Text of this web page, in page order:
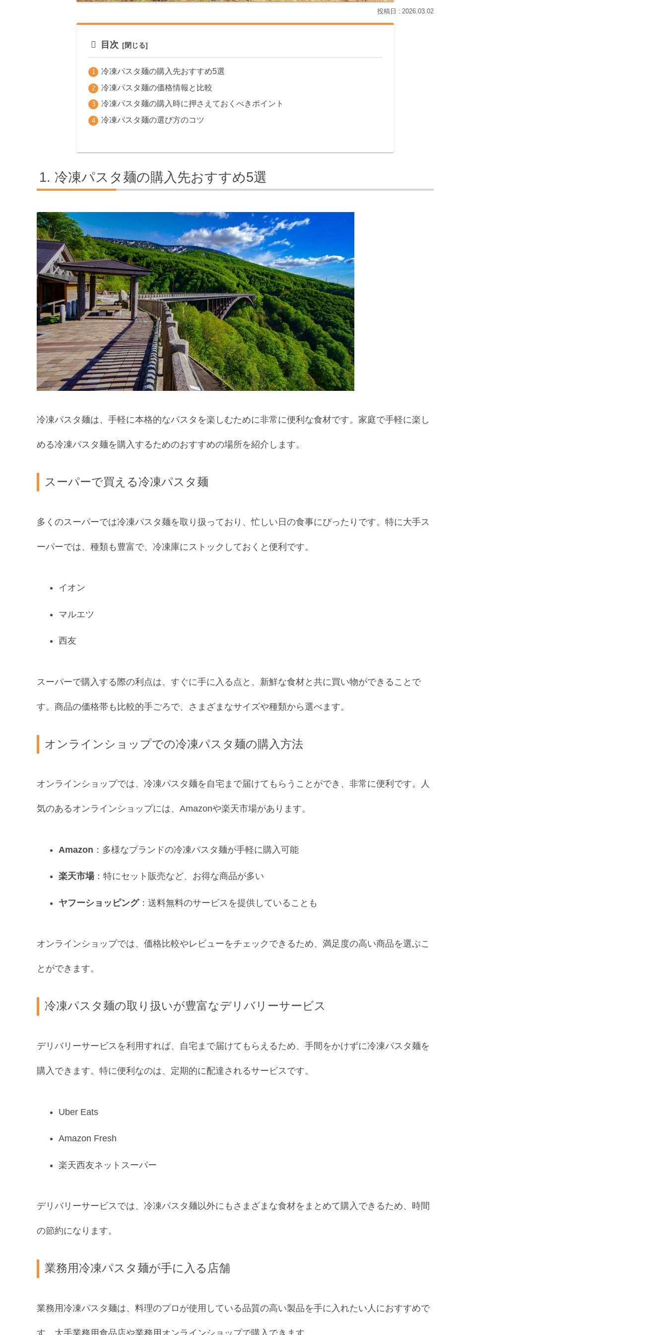
2026.03.02
目次
冷凍パスタ麺の購入先おすすめ5選
冷凍パスタ麺の価格情報と比較
冷凍パスタ麺の購入時に押さえておくべきポイント
冷凍パスタ麺の選び方のコツ
冷凍パスタ麺の購入先おすすめ5選
冷凍パスタ麺は、手軽に本格的なパスタを楽しむために非常に便利な食材です。家庭で手軽に楽し
める冷凍パスタ麺を購入するためのおすすめの場所を紹介します。
スーパーで買える冷凍パスタ麺
多くのスーパーでは冷凍パスタ麺を取り扱っており、忙しい日の食事にぴったりです。特に大手ス
ーパーでは、種類も豊富で、冷凍庫にストックしておくと便利です。
イオン
マルエツ
西友
スーパーで購入する際の利点は、すぐに手に入る点と、新鮮な食材と共に買い物ができることで
す。商品の価格帯も比較的手ごろで、さまざまなサイズや種類から選べます。
オンラインショップでの冷凍パスタ麺の購入方法
オンラインショップでは、冷凍パスタ麺を自宅まで届けてもらうことができ、非常に便利です。人
気のあるオンラインショップには、Amazonや楽天市場があります。
Amazon ：多様なブランドの冷凍パスタ麺が手軽に購入可能
楽天市場：特にセット販売など、お得な商品が多い
ヤフーショッピング：送料無料のサービスを提供していることも
オンラインショップでは、価格比較やレビューをチェックできるため、満足度の高い商品を選ぶこ
とができます。
冷凍パスタ麺の取り扱いが豊富なデリバリーサービス
デリバリーサービスを利用すれば、自宅まで届けてもらえるため、手間をかけずに冷凍パスタ麺を
購入できます。特に便利なのは、定期的に配達されるサービスです。
Uber Eats
Amazon Fresh
楽天西友ネットスーパー
デリバリーサービスでは、冷凍パスタ麺以外にもさまざまな食材をまとめて購入できるため、時間
の節約になります。
業務用冷凍パスタ麺が手に入る店舗
業務用冷凍パスタ麺は、料理のプロが使用している品質の高い製品を手に入れたい人におすすめで